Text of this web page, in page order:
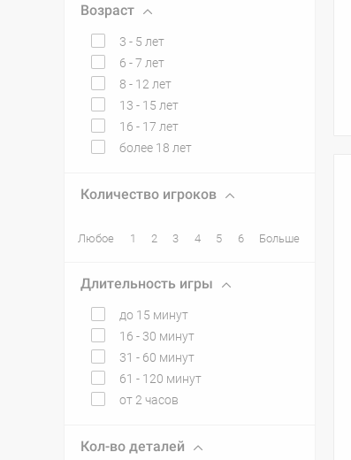
Возраст
3 - 5 лет
6 - 7 лет
8 - 12 лет
13 - 15 лет
16 - 17 лет
более 18 лет
Количество игроков
Любое 1 2 3 4 5 6 Больше
Длительность игры
до 15 минут
16 - 30 минут
31 - 60 минут
61 - 120 минут
от 2 часов
Кол-во деталей